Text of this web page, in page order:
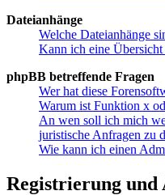
Dateianhänge
Welche Dateianhänge
Kann ich eine
phpBB betreffende Fragen
Wer hat diese
Warum ist Funktion x
An wen soll ich mich
juristische Anfragen zu
Wie kann ich einen
Registrierung und